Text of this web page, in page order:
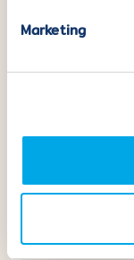
Marketing
Normaler
€29,99